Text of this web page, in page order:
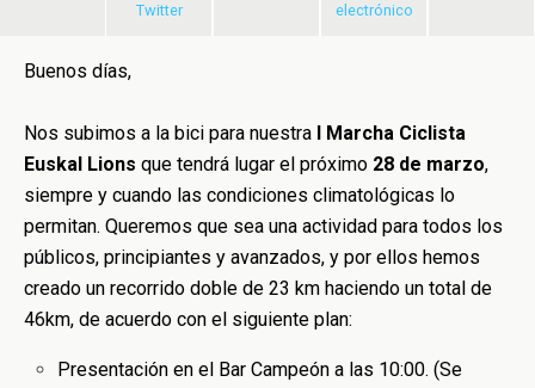
Twitter
electrónico
Buenos días,
Nos subimos a la bici para nuestra I Marcha Ciclista
Euskal Lions que tendrá lugar el próximo 28 de marzo,
siempre y cuando las condiciones climatológicas lo
permitan. Queremos que sea una actividad para todos los
públicos, principiantes y avanzados, y por ellos hemos
creado un recorrido doble de 23 km haciendo un total de
46km, de acuerdo con el siguiente plan:
Presentación en el Bar Campeón a las 10:00. (Se